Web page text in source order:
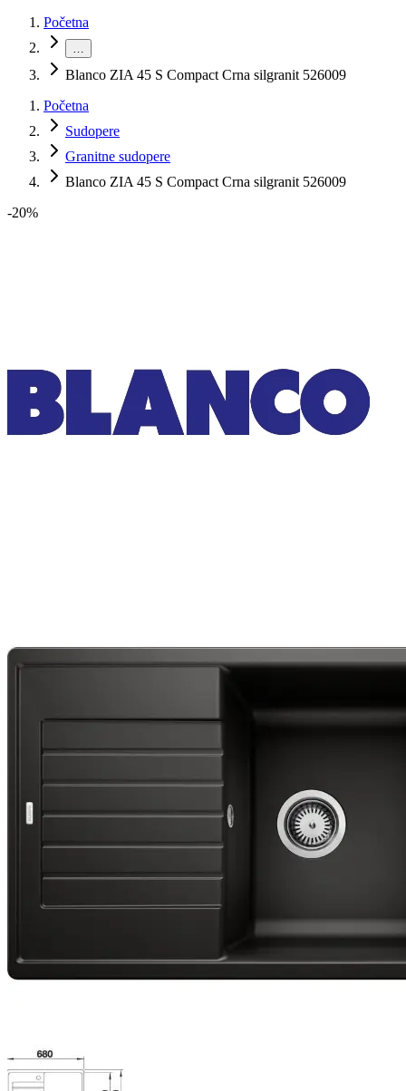
Početna
…
Blanco ZIA 45 S Compact Crna silgranit 526009
Početna
Sudopere
Granitne sudopere
Blanco ZIA 45 S Compact Crna silgranit 526009
-20%